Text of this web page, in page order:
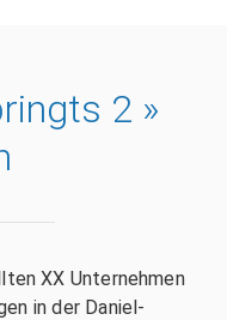
2 »
XX Unternehmen
in der Daniel-